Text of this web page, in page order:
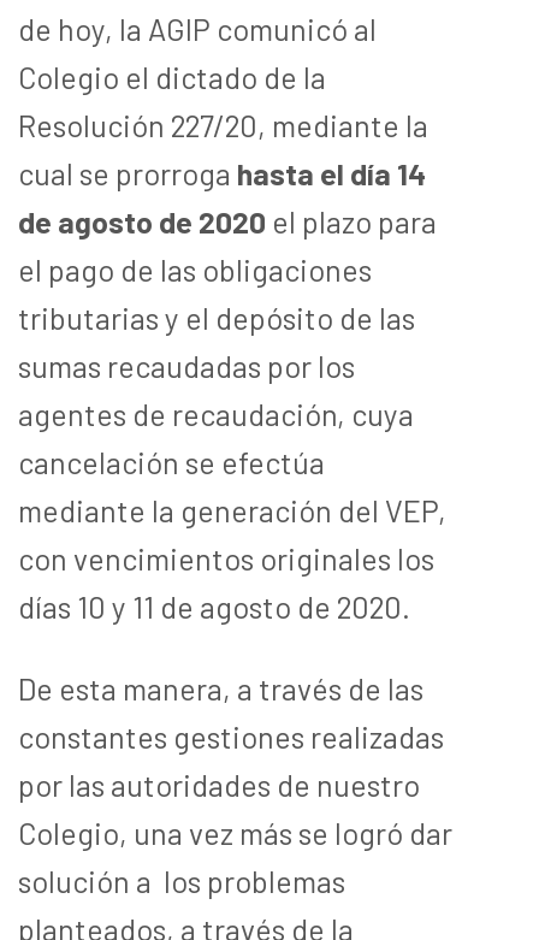
de hoy, la AGIP comunicó al
Colegio el dictado de la
Resolución 227/20, mediante la
cual se prorroga hasta el día 14
de agosto de 2020 el plazo para
el pago de las obligaciones
tributarias y el depósito de las
sumas recaudadas por los
agentes de recaudación, cuya
cancelación se efectúa
mediante la generación del VEP,
con vencimientos originales los
días 10 y 11 de agosto de 2020.
De esta manera, a través de las
constantes gestiones realizadas
por las autoridades de nuestro
Colegio, una vez más se logró dar
solución a los problemas
planteados, a través de la